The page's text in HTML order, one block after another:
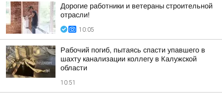
Дорогие работники и ветераны строительной
отрасли!
10:05
Рабочий погиб, пытаясь спасти упавшего в
шахту канализации коллегу в Калужской
области
10:51